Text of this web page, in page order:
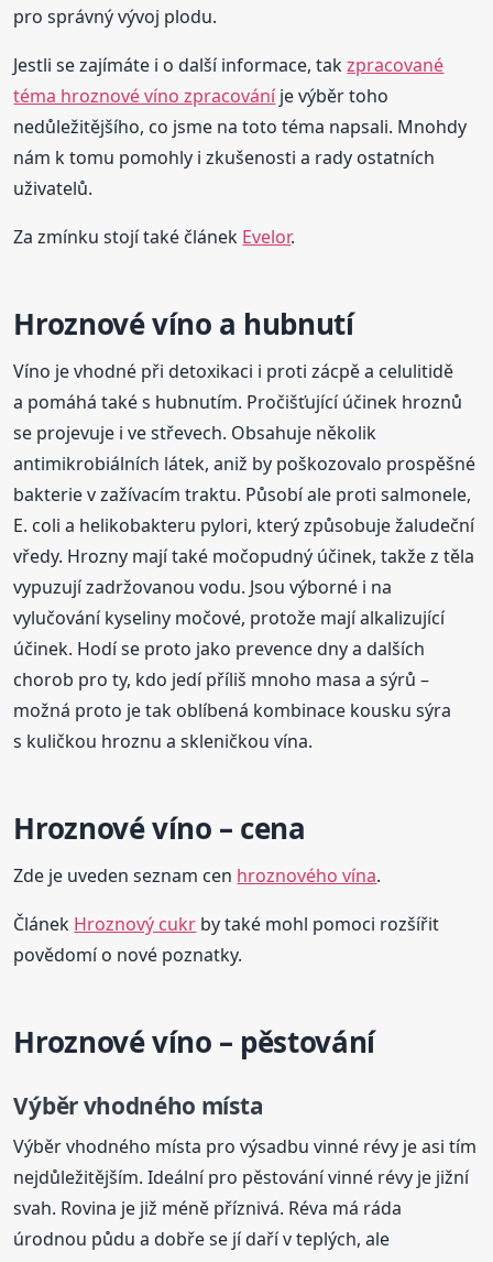
pro správný vývoj plodu.
Jestli se zajímáte i o další informace, takzpracované
téma hroznové víno zpracováníje výběr toho
nedůležitějšího, co jsme na toto téma napsali. Mnohdy
nám k tomu pomohly i zkušenosti a rady ostatních
uživatelů.
Za zmínku stojí také článek Evelor.
Hroznové víno a hubnutí
Víno je vhodné při detoxikaci i proti zácpě a celulitidě
a pomáhá také s hubnutím. Pročišťující účinek hroznů
se projevuje i ve střevech. Obsahuje několik
antimikrobiálních látek, aniž by poškozovalo prospěšné
bakterie v zažívacím traktu. Působí ale proti salmonele,
E. coli a helikobakteru pylori, který způsobuje žaludeční
vředy. Hrozny mají také močopudný účinek, takže z těla
vypuzují zadržovanou vodu. Jsou výborné i na
vylučování kyseliny močové, protože mají alkalizující
účinek. Hodí se proto jako prevence dny a dalších
chorob pro ty, kdo jedí příliš mnoho masa a sýrů –
možná proto je tak oblíbená kombinace kousku sýra
s kuličkou hroznu a skleničkou vína.
Hroznové víno – cena
Zde je uveden seznam cen hroznového vína.
Článek Hroznový cukr by také mohl pomoci rozšířit
povědomí o nové poznatky.
Hroznové víno – pěstování
Výběr vhodného místa
Výběr vhodného místa pro výsadbu vinné révy je asi tím
nejdůležitějším. Ideální pro pěstování vinné révy je jižní
svah. Rovina je již méně příznivá. Réva má ráda
úrodnou půdu a dobře se jí daří v teplých, ale